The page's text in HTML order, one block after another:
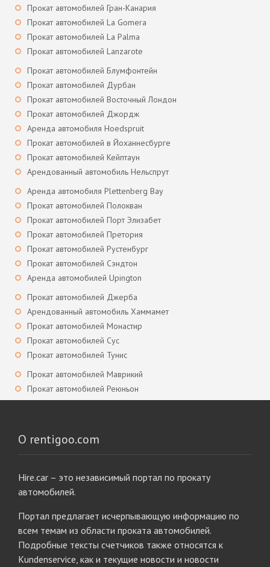
Прокат автомобилей Гран-Канария
Прокат автомобилей La Gomera
Прокат автомобилей La Palma
Прокат автомобилей Lanzarote
Прокат автомобилей Блумфонтейн
Прокат автомобилей Дурбан
Прокат автомобилей Восточный Лондон
Прокат автомобилей Джордж
Аренда автомобиля Hoedspruit
Прокат автомобилей в Йоханнесбурге
Прокат автомобилей Кейптаун
Арендованный автомобиль Нельспрут
Аренда автомобиля Plettenberg Bay
Прокат автомобилей Полокван
Прокат автомобилей Порт Элизабет
Прокат автомобилей Претория
Прокат автомобилей Рустенбург
Прокат автомобилей Сэндтон
Аренда автомобилей Upington
Прокат автомобилей Джерба
Арендованный автомобиль Хаммамет
Прокат автомобилей Монастир
Прокат автомобилей Сус
Прокат автомобилей Тунис
Прокат автомобилей Маврикий
Прокат автомобилей Реюньон
О rentigoo.com
Hire.car – это независимый портал по прокату
автомобилей.
Портал предлагает исчерпывающую информацию по
всем темам из области проката автомобилей.
Подробные тексты счетчиков также относятся к
Kundenservice, как и текущие новости и новости